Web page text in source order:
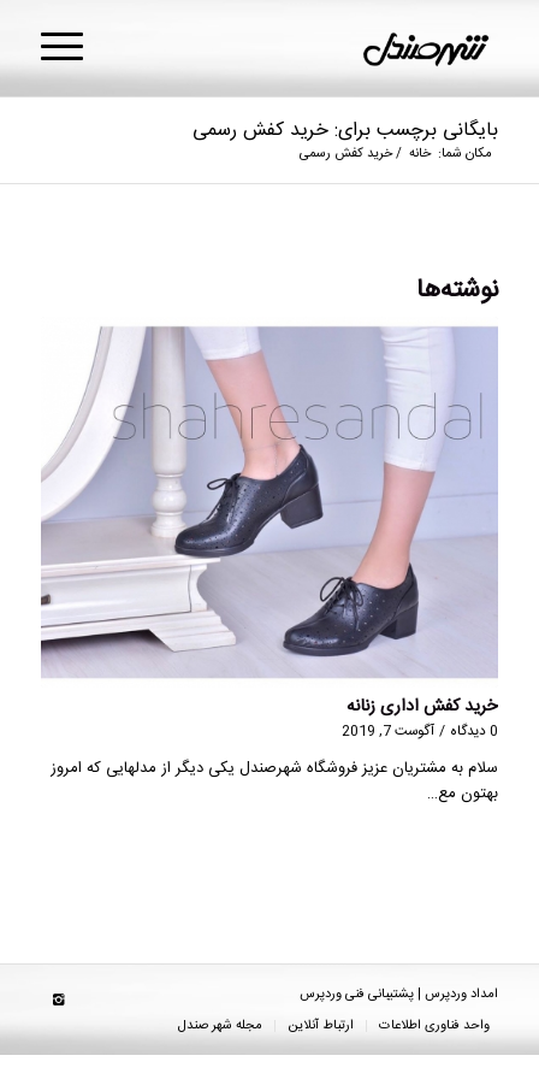
بایگانی برچسب برای: خرید کفش رسمی
مکان شما: خانه /خرید کفش رسمی
نوشته‌ها
خرید کفش اداری زنانه
0 دیدگاه / آگوست 7, 2019
سلام به مشتریان عزیز فروشگاه شهرصندل یکی دیگر از مدلهایی که امروز
بهتون مع…
امداد وردپرس | پشتیبانی فنی وردپرس
واحد فناوری اطلاعات
ارتباط آنلاین مجله شهر صندل